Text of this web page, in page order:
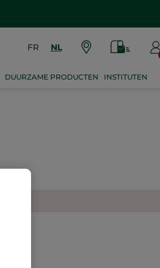
FR NL
DUURZAME PRODUCTEN INSTITUTEN